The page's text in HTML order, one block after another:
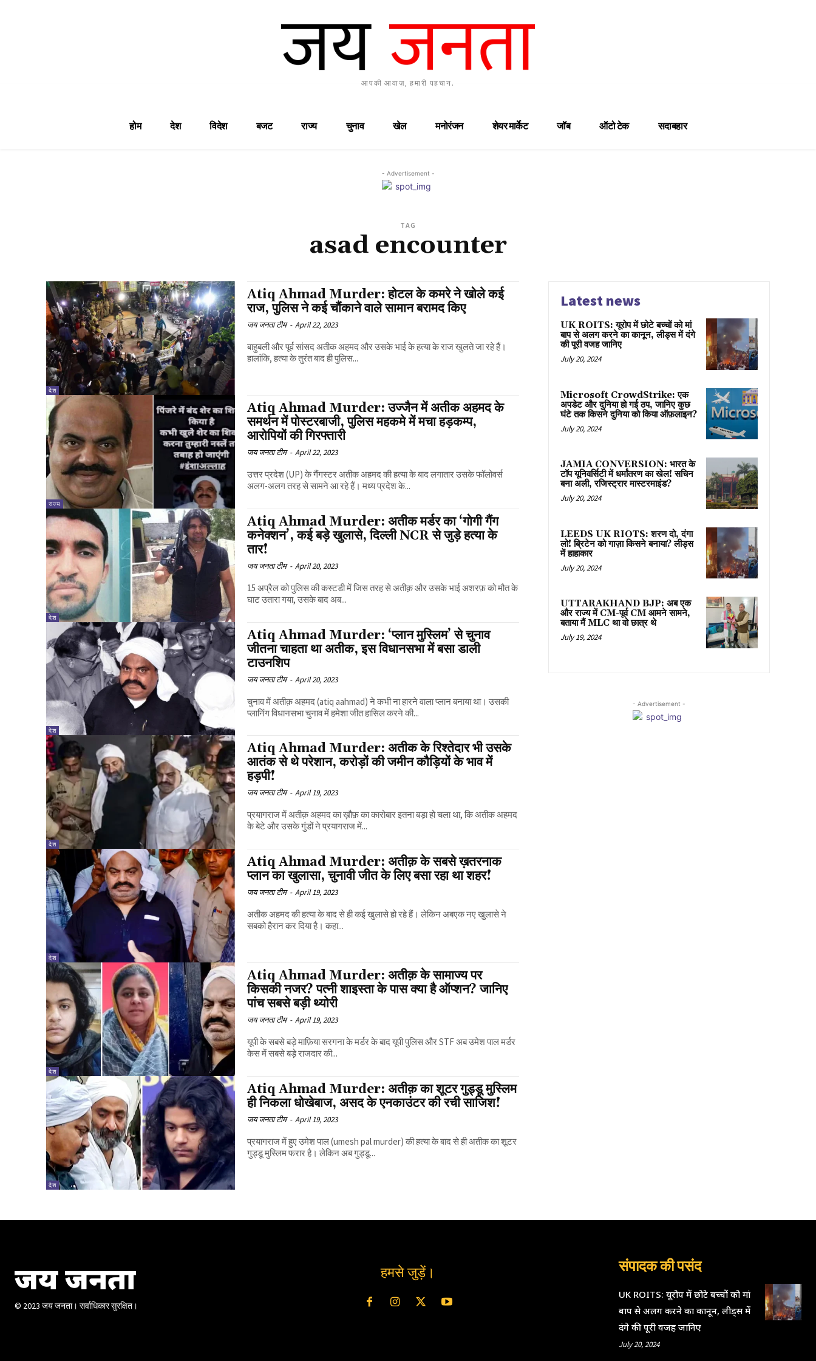
आपकी आवाज़, हमारी पहचान.
होम देश विदेश बजट राज्य चुनाव खेल मनोरंजन शेयर मार्केट जॉब ऑटो टेक सदाबहार
- Advertisement -
TAG
asad encounter
देश
Atiq Ahmad Murder: होटल के कमरे ने खोले कई
राज, पुलिस ने कई चौंकाने वाले सामान बरामद किए
जय जनता टीम - April 22, 2023
बाहुबली और पूर्व सांसद अतीक अहमद और उसके भाई के हत्या के राज खुलते जा रहे हैं।
हालांकि, हत्या के तुरंत बाद ही पुलिस...
राज्य
Atiq Ahmad Murder: उज्जैन में अतीक अहमद के
समर्थन में पोस्टरबाजी, पुलिस महकमे में मचा हड़कम्प,
आरोपियों की गिरफ्तारी
जय जनता टीम - April 22, 2023
उत्तर प्रदेश (UP) के गैंगस्टर अतीक अहमद की हत्या के बाद लगातार उसके फॉलोवर्स
अलग-अलग तरह से सामने आ रहे हैं। मध्य प्रदेश के...
देश
Atiq Ahmad Murder: अतीक मर्डर का ‘गोगी गैंग
कनेक्शन’, कई बड़े खुलासे, दिल्ली NCR से जुड़े हत्या के
तार!
जय जनता टीम - April 20, 2023
15 अप्रैल को पुलिस की कस्टडी में जिस तरह से अतीक़ और उसके भाई अशरफ़ को मौत के
घाट उतारा गया, उसके बाद अब...
देश
Atiq Ahmad Murder: ‘प्लान मुस्लिम’ से चुनाव
जीतना चाहता था अतीक, इस विधानसभा में बसा डाली
टाउनशिप
जय जनता टीम - April 20, 2023
चुनाव में अतीक़ अहमद (atiq aahmad) ने कभी ना हारने वाला प्लान बनाया था। उसकी
प्लानिंग विधानसभा चुनाव में हमेशा जीत हासिल करने की...
देश
Atiq Ahmad Murder: अतीक के रिश्तेदार भी उसके
आतंक से थे परेशान, करोड़ों की जमीन कौड़ियों के भाव में
हड़पी!
जय जनता टीम - April 19, 2023
प्रयागराज में अतीक़ अहमद का ख़ौफ़ का कारोबार इतना बड़ा हो चला था, कि अतीक अहमद
के बेटे और उसके गुंडों ने प्रयागराज में...
देश
Atiq Ahmad Murder: अतीक़ के सबसे ख़तरनाक
प्लान का खुलासा, चुनावी जीत के लिए बसा रहा था शहर!
जय जनता टीम - April 19, 2023
अतीक अहमद की हत्या के बाद से ही कई खुलासे हो रहे हैं। लेकिन अबएक नए खुलासे ने
सबको हैरान कर दिया है। कहा...
देश
Atiq Ahmad Murder: अतीक़ के सामाज्य पर
किसकी नजर? पत्नी शाइस्ता के पास क्या है ऑप्शन? जानिए
पांच सबसे बड़ी थ्योरी
जय जनता टीम - April 19, 2023
यूपी के सबसे बड़े माफ़िया सरगना के मर्डर के बाद यूपी पुलिस और STF अब उमेश पाल मर्डर
केस में सबसे बड़े राजदार की...
देश
Atiq Ahmad Murder: अतीक़ का शूटर गुड्डू मुस्लिम
ही निकला धोखेबाज, असद के एनकाउंटर की रची साजिश!
जय जनता टीम - April 19, 2023
प्रयागराज में हुए उमेश पाल (umesh pal murder) की हत्या के बाद से ही अतीक का शूटर
गुड्डू मुस्लिम फरार है। लेकिन अब गुड्डू...
Latest news
UK ROITS: यूरोप में छोटे बच्चों को मां
बाप से अलग करने का कानून, लीड्स में दंगे
की पूरी वजह जानिए
July 20, 2024
Microsoft CrowdStrike: एक
अपडेट और दुनिया हो गई ठप, जानिए कुछ
घंटे तक किसने दुनिया को किया ऑफ़लाइन?
July 20, 2024
JAMIA CONVERSION: भारत के
टॉप यूनिवर्सिटी में धर्मांतरण का खेल! सचिन
बना अली, रजिस्ट्रार मास्टरमाइंड?
July 20, 2024
LEEDS UK RIOTS: शरण दो, दंगा
लो! ब्रिटेन को गाज़ा किसने बनाया? लीड्स
में हाहाकार
July 20, 2024
UTTARAKHAND BJP: अब एक
और राज्य में CM-पूर्व CM आमने सामने,
बताया मैं MLC था वो छात्र थे
July 19, 2024
- Advertisement -
जय जनता
© 2023 जय जनता। सर्वाधिकार सुरक्षित।
हमसे जुड़ें। संपादक की पसंद
UK ROITS: यूरोप में छोटे बच्चों को मां
बाप से अलग करने का कानून, लीड्स में
दंगे की पूरी वजह जानिए
July 20, 2024